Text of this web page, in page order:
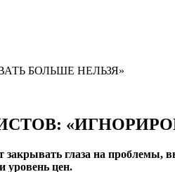
глаза на проблемы,
уровень цен.